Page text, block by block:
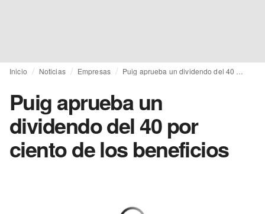
Inicio Noticias Empresas
Puig aprueba un
dividendo del 40 por
ciento de los beneficios